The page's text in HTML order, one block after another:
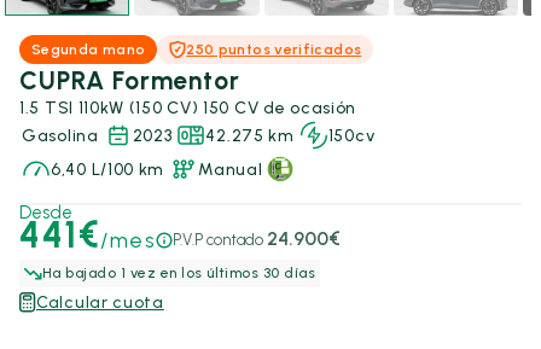
Segunda mano 250 puntos verificados
CUPRA Formentor
1.5 TSI 110kW (150 CV) 150 CV de ocasión
Gasolina
2023 42.275 km
150cv
6,40 L/100 km
Manual
Desde
441€/mes P.V.P contado 24.900€
Ha bajado 1 vez en los últimos 30 días
Calcular cuota